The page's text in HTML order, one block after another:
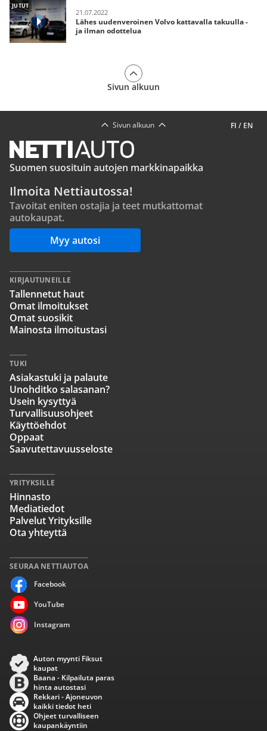
JUTUT
21.07.2022
Lähes uudenveroinen Volvo kattavalla takuulla -
ja ilman odottelua
Sivun alkuun
FI / EN
Sivun alkuun
Suomen suosituin autojen markkinapaikka
Ilmoita Nettiautossa!
Tavoitat eniten ostajia ja teet mutkattomat
autokaupat.
Myy autosi
SEURAA NETTIAUTOA
Facebook
YouTube
Instagram
KIRJAUTUNEILLE
Tallennetut haut
Omat ilmoitukset
Omat suosikit
Mainosta ilmoitustasi
TUKI
Asiakastuki ja palaute
Unohditko salasanan?
Usein kysyttyä
Turvallisuusohjeet
Käyttöehdot
Oppaat
Saavutettavuusseloste
YRITYKSILLE
Hinnasto
Mediatiedot
Palvelut Yrityksille
Ota yhteyttä
Auton myynti Fiksut
kaupat
Baana - Kilpailuta paras
hinta autostasi
Rekkari - Ajoneuvon
kaikki tiedot heti
Ohjeet turvalliseen
kaupankäyntiin